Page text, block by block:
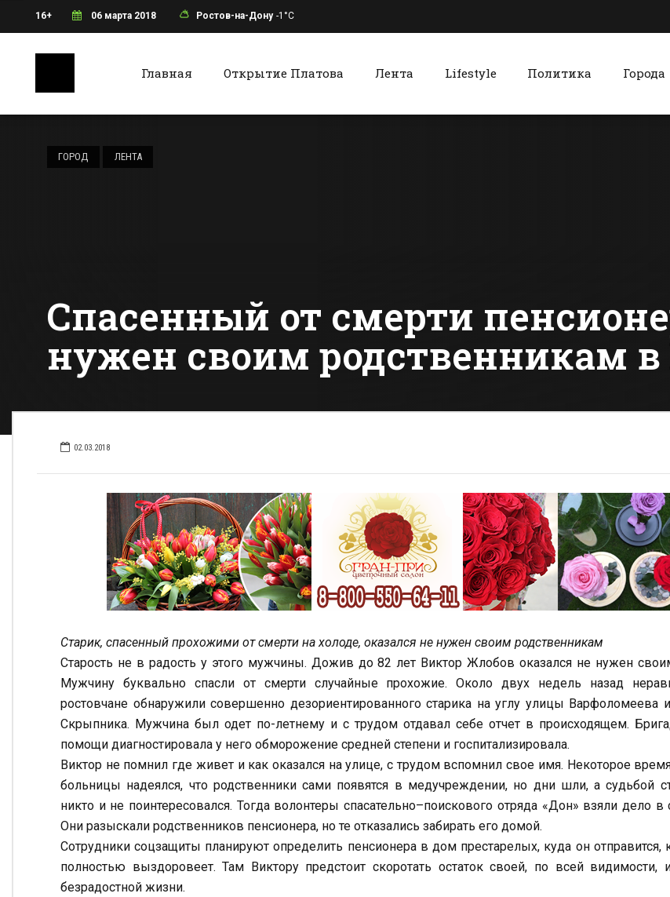
16+ 06 марта 2018 Ростов-на-Дону -1°C
Главная Открытие Платова Лента Lifestyle Политика Города
ГОРОД ЛЕНТА
Спасенный от смерти
нужен своим родственникам в
02.03.2018
Старик, спасенный прохожими от смерти на холоде, оказался не нужен своим родственникам
Старость не в радость у этого мужчины. Дожив до 82 лет Виктор Жлобов оказался не нужен
Мужчину буквально спасли от смерти случайные прохожие. Около двух недель назад
ростовчане обнаружили совершенно дезориентированного старика на углу улицы Варфоломеева
Скрыпника. Мужчина был одет по-летнему и с трудом отдавал себе отчет в происходящем.
помощи диагностировала у него обморожение средней степени и госпитализировала.
Виктор не помнил где живет и как оказался на улице, с трудом вспомнил свое имя. Некоторое
больницы надеялся, что родственники сами появятся в медучреждении, но дни шли, а судьбой
никто и не поинтересовался. Тогда волонтеры спасательно–поискового отряда «Дон» взяли дело в
Они разыскали родственников пенсионера, но те отказались забирать его домой.
Сотрудники соцзащиты планируют определить пенсионера в дом престарелых, куда он отправится,
полностью выздоровеет. Там Виктору предстоит скоротать остаток своей, по всей видимости,
безрадостной жизни.